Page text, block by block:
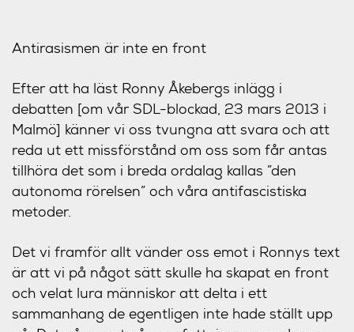
Antirasismen är inte en front
Efter att ha läst Ronny Åkebergs inlägg i
debatten [om vår SDL-blockad, 23 mars 2013 i
Malmö] känner vi oss tvungna att svara och att
reda ut ett missförstånd om oss som får antas
tillhöra det som i breda ordalag kallas ”den
autonoma rörelsen” och våra antifascistiska
metoder.
Det vi framför allt vänder oss emot i Ronnys text
är att vi på något sätt skulle ha skapat en front
och velat lura människor att delta i ett
sammanhang de egentligen inte hade ställt upp